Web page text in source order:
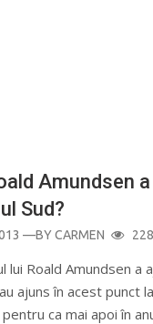
Amundsen
Sud?
—BYCARMEN
lui Roald Amundsen a
ajuns în acest punct
ca mai apoi în